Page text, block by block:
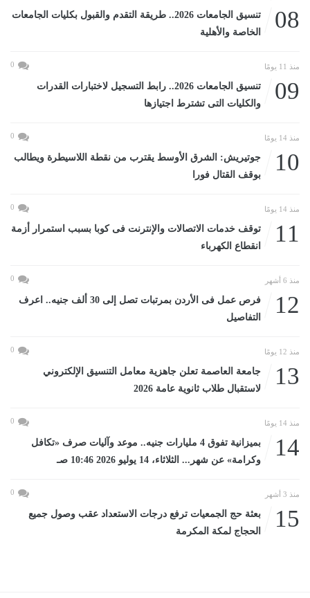
08
تنسيق الجامعات 2026.. طريقة التقدم والقبول بكليات الجامعات
الخاصة والأهلية
منذ 11 يومًا 0
09
تنسيق الجامعات 2026.. رابط التسجيل لاختبارات القدرات
والكليات التى تشترط اجتيازها
منذ 14 يومًا 0
10
جوتيريش: الشرق الأوسط يقترب من نقطة اللاسيطرة ويطالب
بوقف القتال فورا
منذ 14 يومًا 0
11
توقف خدمات الاتصالات والإنترنت فى كوبا بسبب استمرار أزمة
انقطاع الكهرباء
منذ 6 أشهر 0
12
فرص عمل فى الأردن بمرتبات تصل إلى 30 ألف جنيه.. اعرف
التفاصيل
منذ 12 يومًا 0
13
جامعة العاصمة تعلن جاهزية معامل التنسيق الإلكتروني
لاستقبال طلاب ثانوية عامة 2026
منذ 14 يومًا 0
14
بميزانية تفوق 4 مليارات جنيه.. موعد وآليات صرف «تكافل
وكرامة» عن شهر... الثلاثاء، 14 يوليو 2026 10:46 صـ
منذ 3 أشهر 0
15
بعثة حج الجمعيات ترفع درجات الاستعداد عقب وصول جميع
الحجاج لمكة المكرمة